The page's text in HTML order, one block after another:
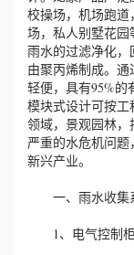
校操场，机场跑
场，私人别墅花园
雨水的过滤净化
由聚丙烯制成。
轻便，具有95%的
模块式设计可按
领域，景观园林
严重的水危机问
新兴产业。
一、雨水收集
1、电气控制柜